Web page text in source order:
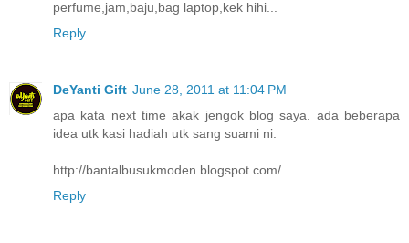
perfume,jam,baju,bag laptop,kek hihi...
Reply
DeYanti Gift June 28, 2011 at 11:04 PM
apa kata next time akak jengok blog saya. ada beberapa
idea utk kasi hadiah utk sang suami ni.
http://bantalbusukmoden.blogspot.com/
Reply